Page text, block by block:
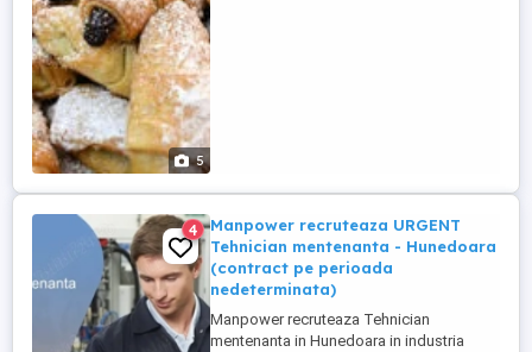
5
4
Manpower recruteaza URGENT
Tehnician mentenanta - Hunedoara
(contract pe perioada
nedeterminata)
Manpower recruteaza Tehnician
mentenanta in Hunedoara in industria